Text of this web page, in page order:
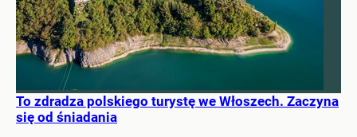
To zdradza polskiego turystę we Włoszech. Zaczyna
się od śniadania